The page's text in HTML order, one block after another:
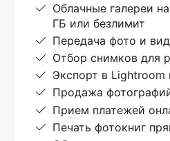
Облачные галереи
ГБ или безлимит
Передача фото и
Отбор снимков для
Экспорт в Lightroom
Продажа
Прием платежей
Печать фотокниг